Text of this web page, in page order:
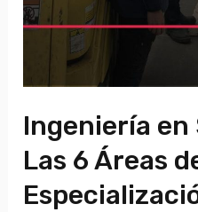
Ingeniería en
Las 6 Áreas